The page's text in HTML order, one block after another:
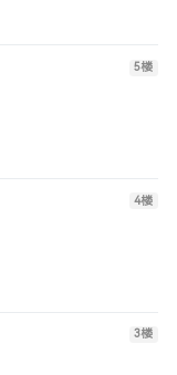
5楼
4楼
3楼